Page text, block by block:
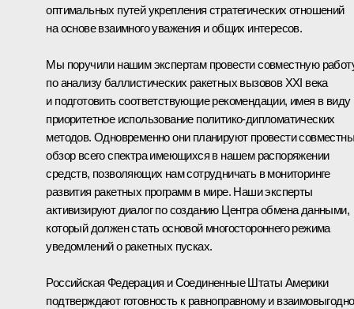
оптимальных путей укрепления стратегических отношений
на основе взаимного уважения и общих интересов.
Мы поручили нашим экспертам провести совместную
по анализу баллистических ракетных вызовов XXI века
и подготовить соответствующие рекомендации, имея в виду
приоритетное использование политико-дипломатических
методов. Одновременно они планируют провести
обзор всего спектра имеющихся в нашем распоряжении
средств, позволяющих нам сотрудничать в мониторинге
развития ракетных программ в мире. Наши эксперты
активизируют диалог по созданию Центра обмена данными,
который должен стать основой многостороннего режима
уведомлений о ракетных пусках.
Российская Федерация и Соединенные Штаты Америки
подтверждают готовность к равноправному и